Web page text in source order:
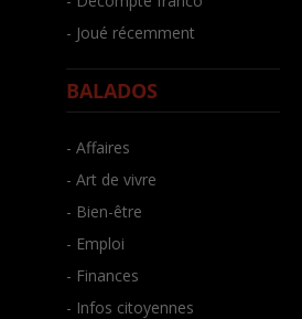
- Joué récemment
BALADOS
- Affaires
- Art de vivre
- Bien-être
- Emploi
- Finances
- Infos citoyennes